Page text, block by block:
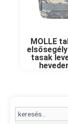
Search
MOLLE
tasak